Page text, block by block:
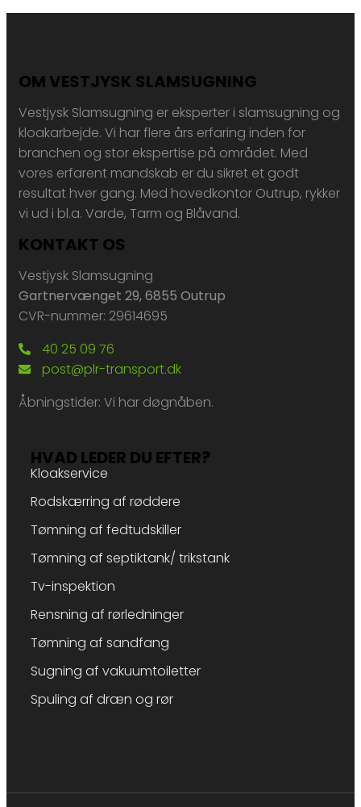
OM VESTJYSK SLAMSUGNING
Vestjysk Slamsugning er eksperter i slamsugning og
kloakarbejde. Vi har flere års erfaring inden for
branchen og stor ekspertise på området. Med
vores erfarent mandskab er du sikret et godt
resultat hver gang. Med hovedkontor ​Outrup, rykker
vi ud i bl.a. Varde, Tarm og Blåvand.
KONTAKT OS
Vestjysk Slamsugning
Gartnervænget 29, 6855 Outrup
CVR-nummer: 29614695
40 25 09 76
post@plr-transport.dk
Åbningstider: Vi har døgnåben.
HVAD LEDER DU EFTER?
Kloakservice
Rodskærring af røddere
Tømning af fedtudskiller
Tømning af septiktank/ trikstank
Tv-inspektion
Rensning af rørledninger
Tømning af sandfang
Sugning af vakuumtoiletter
Spuling af dræn og rør